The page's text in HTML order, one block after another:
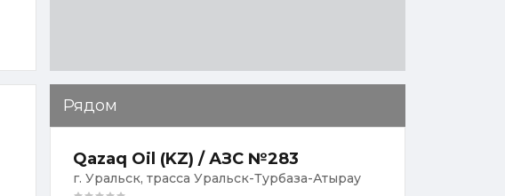
Рядом
Qazaq Oil (KZ) / АЗС №283
г. Уральск, трасса Уральск-Турбаза-Атырау